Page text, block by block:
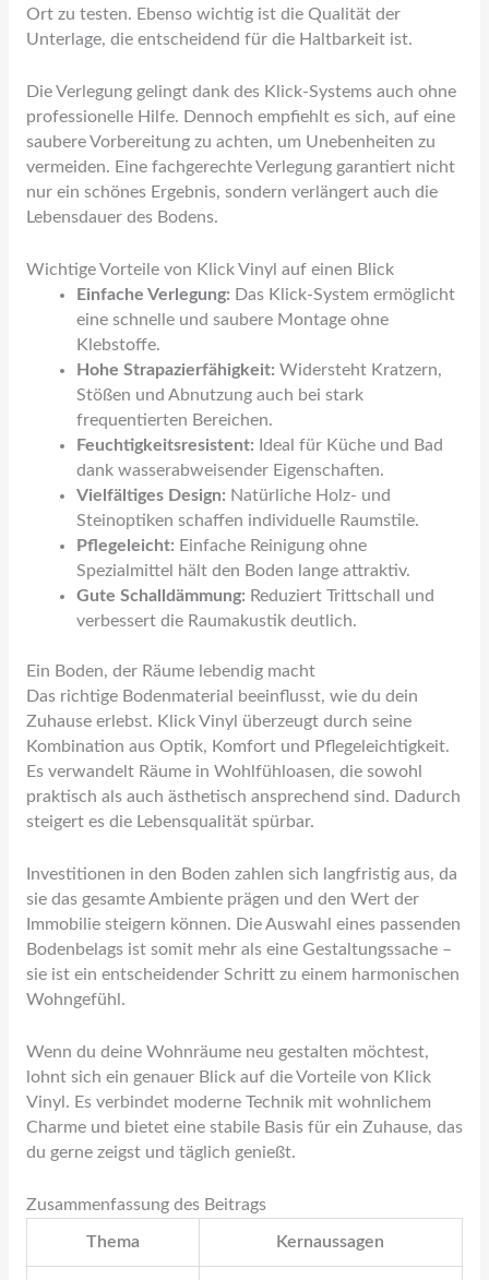
Ort zu testen. Ebenso wichtig ist die Qualität der
Unterlage, die entscheidend für die Haltbarkeit ist.
Die Verlegung gelingt dank des Klick-Systems auch ohne
professionelle Hilfe. Dennoch empfiehlt es sich, auf eine
saubere Vorbereitung zu achten, um Unebenheiten zu
vermeiden. Eine fachgerechte Verlegung garantiert nicht
nur ein schönes Ergebnis, sondern verlängert auch die
Lebensdauer des Bodens.
Wichtige Vorteile von Klick Vinyl auf einen Blick
Einfache Verlegung: Das Klick-System ermöglicht
eine schnelle und saubere Montage ohne
Klebstoffe.
Hohe Strapazierfähigkeit: Widersteht Kratzern,
Stößen und Abnutzung auch bei stark
frequentierten Bereichen.
Feuchtigkeitsresistent: Ideal für Küche und Bad
dank wasserabweisender Eigenschaften.
Vielfältiges Design: Natürliche Holz- und
Steinoptiken schaffen individuelle Raumstile.
Pflegeleicht: Einfache Reinigung ohne
Spezialmittel hält den Boden lange attraktiv.
Gute Schalldämmung: Reduziert Trittschall und
verbessert die Raumakustik deutlich.
Ein Boden, der Räume lebendig macht
Das richtige Bodenmaterial beeinflusst, wie du dein
Zuhause erlebst. Klick Vinyl überzeugt durch seine
Kombination aus Optik, Komfort und Pflegeleichtigkeit.
Es verwandelt Räume in Wohlfühloasen, die sowohl
praktisch als auch ästhetisch ansprechend sind. Dadurch
steigert es die Lebensqualität spürbar.
Investitionen in den Boden zahlen sich langfristig aus, da
sie das gesamte Ambiente prägen und den Wert der
Immobilie steigern können. Die Auswahl eines passenden
Bodenbelags ist somit mehr als eine Gestaltungssache –
sie ist ein entscheidender Schritt zu einem harmonischen
Wohngefühl.
Wenn du deine Wohnräume neu gestalten möchtest,
lohnt sich ein genauer Blick auf die Vorteile von Klick
Vinyl. Es verbindet moderne Technik mit wohnlichem
Charme und bietet eine stabile Basis für ein Zuhause, das
du gerne zeigst und täglich genießt.
Zusammenfassung des Beitrags
Thema Kernaussagen